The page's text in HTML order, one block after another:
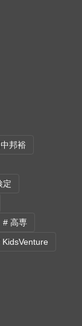
邦裕
定
# 高専
KidsVenture